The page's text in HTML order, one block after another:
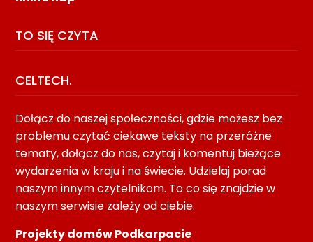
TO SIĘ CZYTA
CELTECH.
Dołącz do naszej społeczności, gdzie możesz bez
problemu czytać ciekawe teksty na przeróżne
tematy, dołącz do nas, czytaj i komentuj bieżące
wydarzenia w kraju i na świecie. Udzielaj porad
naszym innym czytelnikom. To co się znajdzie w
naszym serwisie zależy od ciebie.
Projekty domów Podkarpacie